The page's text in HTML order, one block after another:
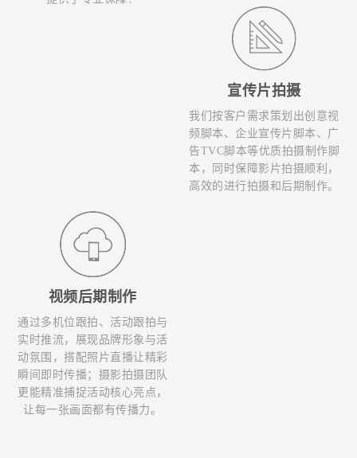
宣传片拍摄
我们按客户需求策划出创意视
频脚本、企业宣传片脚本、广
告TVC脚本等优质拍摄制作脚
本，同时保障影片拍摄顺利，
高效的进行拍摄和后期制作。
视频后期制作
通过多机位跟拍、活动跟拍与
实时推流，展现品牌形象与活
动氛围，搭配照片直播让精彩
瞬间即时传播；摄影拍摄团队
更能精准捕捉活动核心亮点，
让每一张画面都有传播力。